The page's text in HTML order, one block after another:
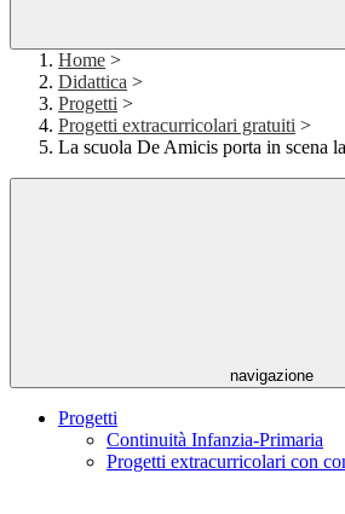
Home >
Didattica >
Progetti >
Progetti extracurricolari gratuiti >
La scuola De Amicis porta in scena
navigazione
Progetti
Continuità Infanzia-Primaria
Progetti extracurricolari con